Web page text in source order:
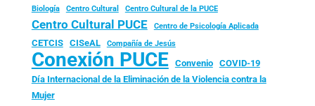
Biología
Centro Cultural Centro Cultural de la PUCE
Centro Cultural PUCE Centro de Psicología Aplicada
CETCIS CISeAL Compañía de Jesús
Conexión PUCE Convenio
COVID-19
Día Internacional de la Eliminación de la Violencia contra la
Mujer